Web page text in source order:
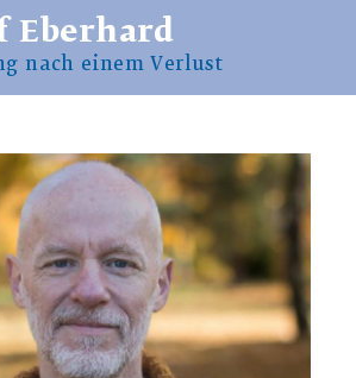
Eberhard
nach einem Verlust